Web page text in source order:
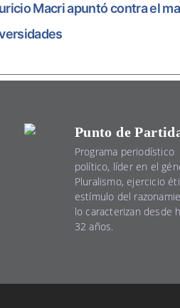
Macri apuntó contra el
Punto de
Programa periodístico
político, líder en el
Pluralismo, ejercicio
estímulo del
lo caracterizan desde
32 años.